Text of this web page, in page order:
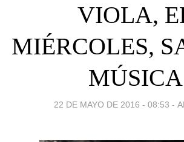
VIOLA,
MIÉRCOLES,
MÚSICA
22 DE MAYO DE 2016 - 08:53 -